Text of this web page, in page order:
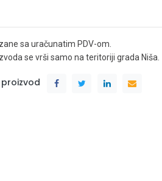
sa uračunatim PDV-om.
se vrši samo na teritoriji grada Niša.